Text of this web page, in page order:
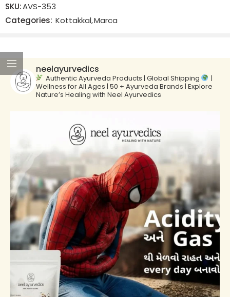
There are no reviews yet.
SKU:AVS-353
Categories: Kottakkal,Marca
neelayurvedics
Authentic Ayurveda Products | Global Shipping
|
Wellness for All Ages | 50 + Ayurveda Brands | Explore
Nature’s Healing with Neel Ayurvedics